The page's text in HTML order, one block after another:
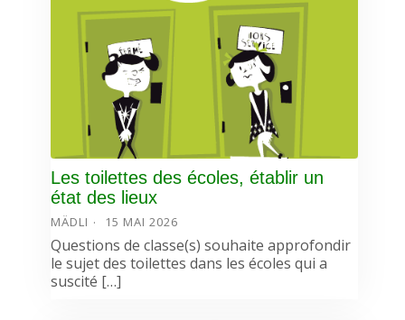
Les toilettes des écoles, établir un
état des lieux
MÄDLI 15 MAI 2026
Questions de classe(s) souhaite approfondir
le sujet des toilettes dans les écoles qui a
suscité […]